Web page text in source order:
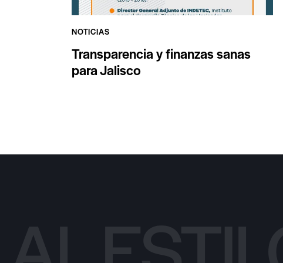
NOTICIAS
Transparencia y finanzas sanas
para Jalisco